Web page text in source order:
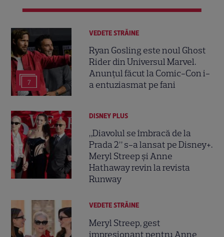
7
VEDETE STRĂINE
Ryan Gosling este noul Ghost
Rider din Universul Marvel.
Anunțul făcut la Comic-Con i-
a entuziasmat pe fani
DISNEY PLUS
„Diavolul se îmbracă de la
Prada 2” s-a lansat pe Disney+.
Meryl Streep și Anne
Hathaway revin la revista
Runway
VEDETE STRĂINE
Meryl Streep, gest
impresionant pentru Anne